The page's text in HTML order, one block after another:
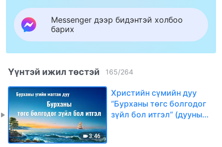
Messenger дээр бидэнтэй холбоо
барих
Үүнтэй ижил төстэй 165/264
3:46
Христийн сүмийн дуу
“Бурханы төгс болгодог
зүйл бол итгэл” (дууны